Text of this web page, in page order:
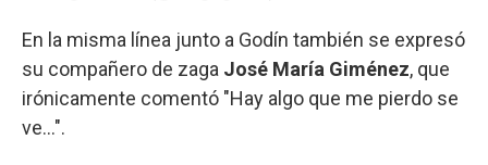
En la misma línea junto a Godín también se expresó
su compañero de zaga José María Giménez, que
irónicamente comentó "Hay algo que me pierdo se
ve...".